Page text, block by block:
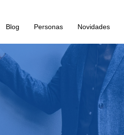
Blog Personas Novidades